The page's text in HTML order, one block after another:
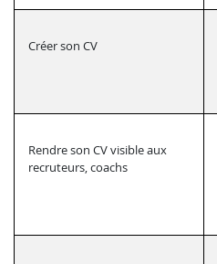
Créer son CV
Rendre son CV visible aux
recruteurs, coachs